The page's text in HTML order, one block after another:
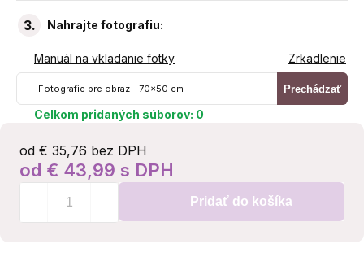
3. Nahrajte fotografiu:
Manuál na vkladanie fotky Zrkadlenie
Fotografie pre obraz - 70x50 cm Prechádzať
Celkom pridaných súborov: 0
od € 35,76 bez DPH
od € 43,99 s DPH
Pridať do košíka